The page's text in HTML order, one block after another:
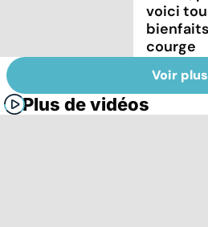
voici
courge
Voir plus
Plus de vidéos